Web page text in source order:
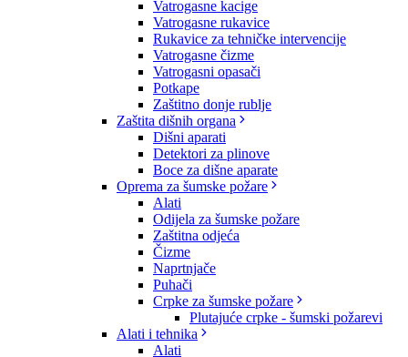
Vatrogasne kacige
Vatrogasne rukavice
Rukavice za tehničke intervencije
Vatrogasne čizme
Vatrogasni opasači
Potkape
Zaštitno donje rublje
Zaštita dišnih organa
Dišni aparati
Detektori za plinove
Boce za dišne aparate
Oprema za šumske požare
Alati
Odijela za šumske požare
Zaštitna odjeća
Čizme
Naprtnjače
Puhači
Crpke za šumske požare
Plutajuće crpke - šumski požarevi
Alati i tehnika
Alati